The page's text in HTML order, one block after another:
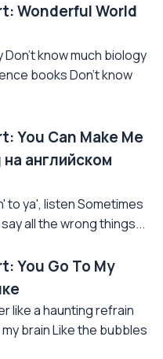
Wonderful World
know much biology
books Don't know
You Can Make Me
английском
to ya', listen Sometimes
all the wrong things...
You Go To My
like a haunting refrain
brain Like the bubbles